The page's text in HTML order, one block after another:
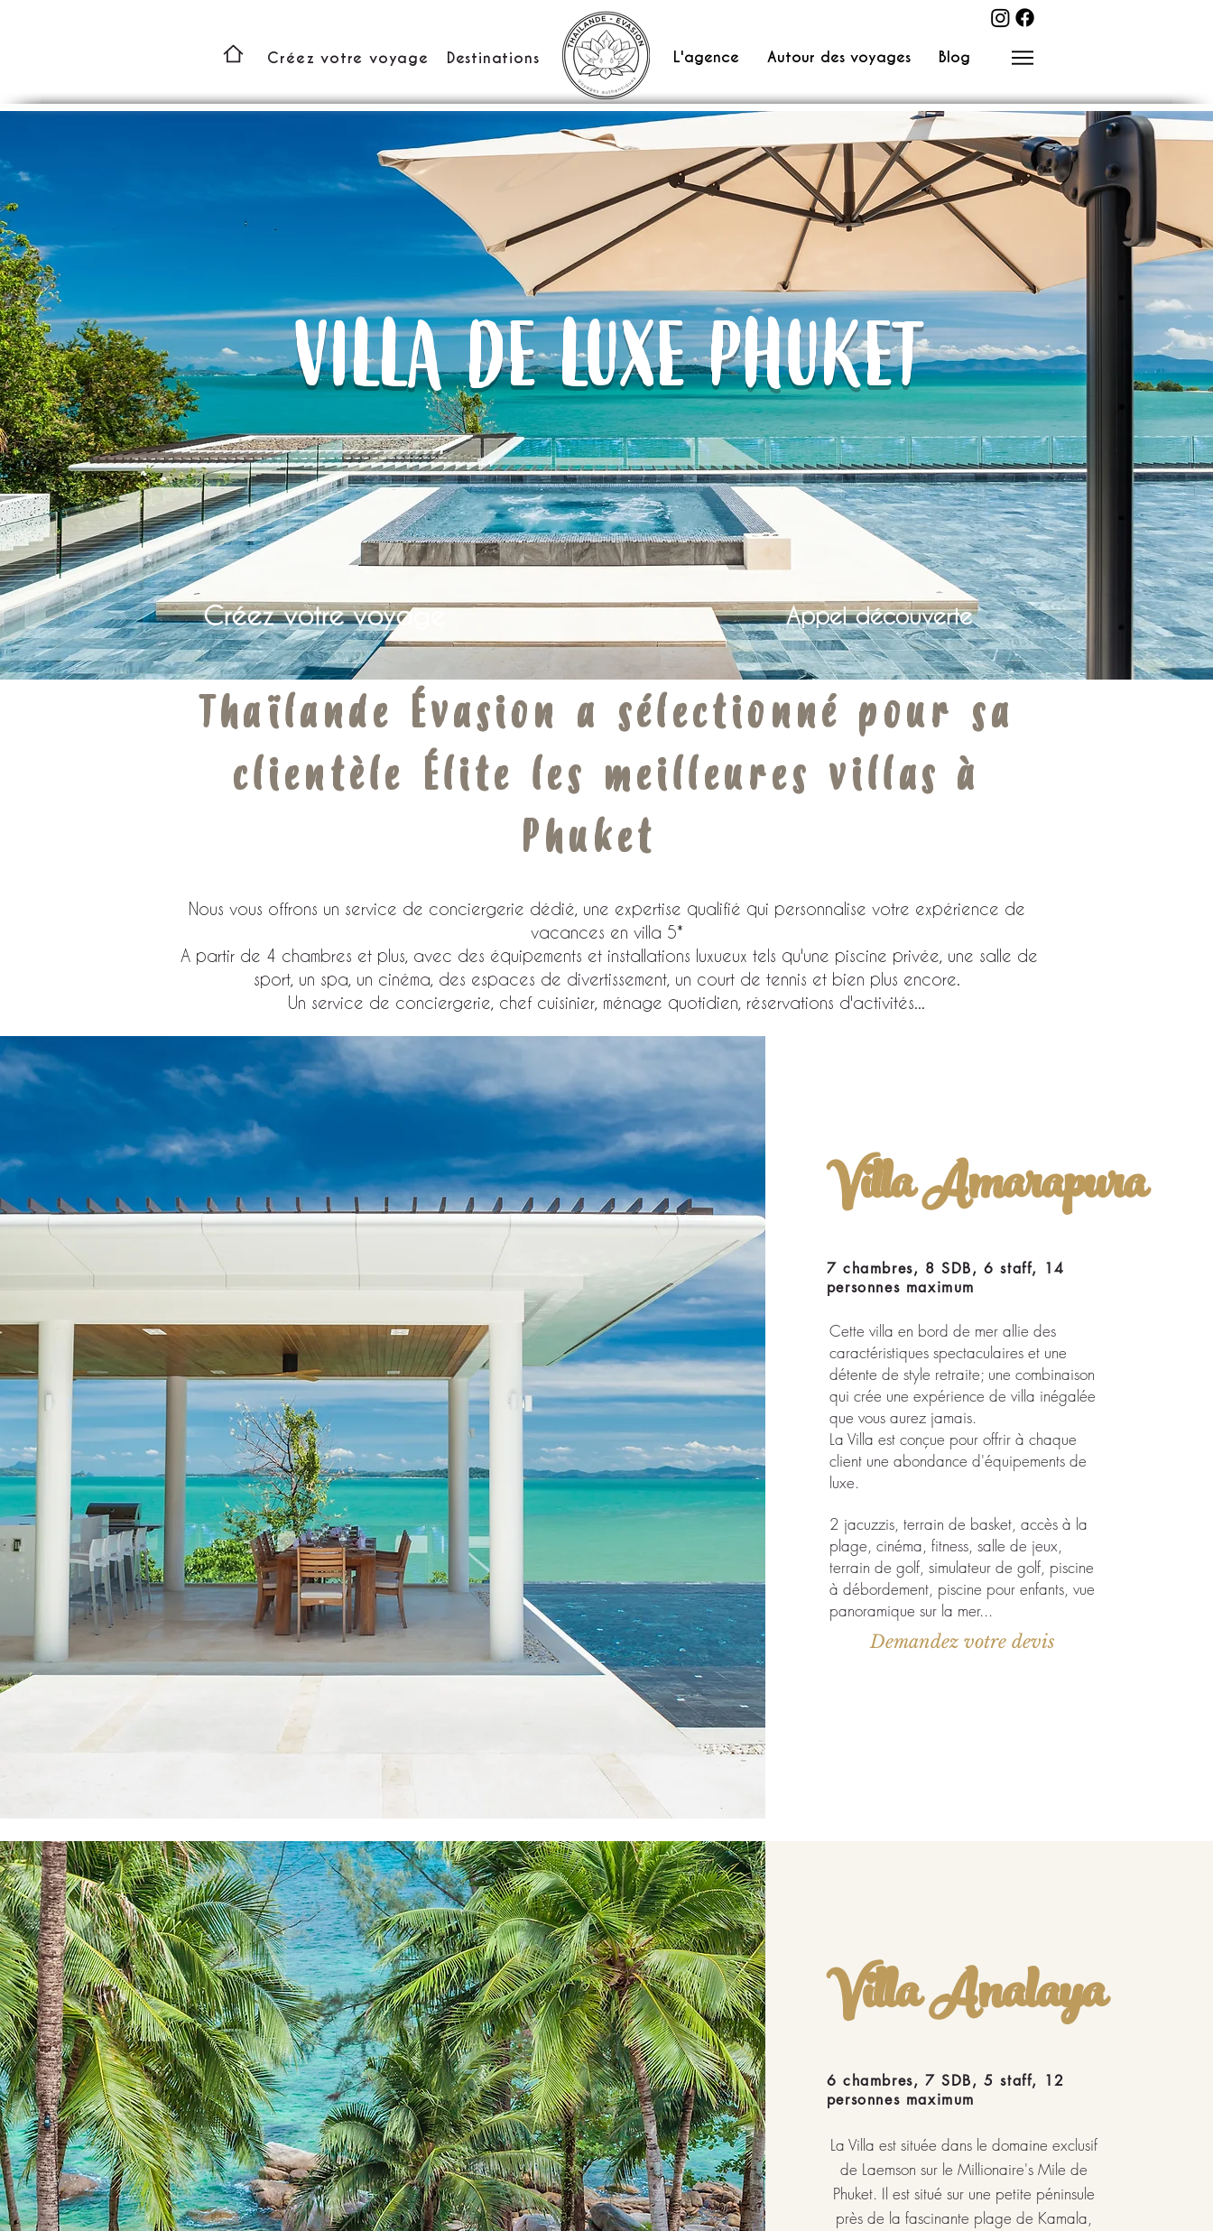
Créez votre voyage Destinations L'agence Autour des voyages Blog
VILLA DE LUXE PHUKET
Créez votre voyage Appel découverte
Thaïlande Évasion a sélectionné pour sa
clientèle Élite les meilleures villas à
Phuket
Nous vous offrons un service de conciergerie dédié, une expertise qualifié qui personnalise votre expérience de
vacances en villa 5*
A partir de 4 chambres et plus, avec des équipements et installations luxueux tels qu'une piscine privée, une salle de
sport, un spa, un cinéma, des espaces de divertissement, un court de tennis et bien plus encore.
Un service de conciergerie, chef cuisinier, ménage quotidien, réservations d'activités...
Villa Amarapura
7 chambres, 8 SDB, 6 staff, 14
personnes maximum
Cette villa en bord de mer allie des
caractéristiques spectaculaires et une
détente de style retraite; une combinaison
qui crée une expérience de villa inégalée
que vous aurez jamais.
La Villa est conçue pour offrir à chaque
client une abondance d'équipements de
luxe.
2 jacuzzis, terrain de basket, accès à la
plage, cinéma, fitness, salle de jeux,
terrain de golf, simulateur de golf, piscine
à débordement, piscine pour enfants, vue
panoramique sur la mer...
Demandez votre devis
Villa Analaya
6 chambres, 7 SDB, 5 staff, 12
personnes maximum
La Villa est située dans le domaine exclusif
de Laemson sur le Millionaire's Mile de
Phuket. Il est situé sur une petite péninsule
près de la fascinante plage de Kamala,